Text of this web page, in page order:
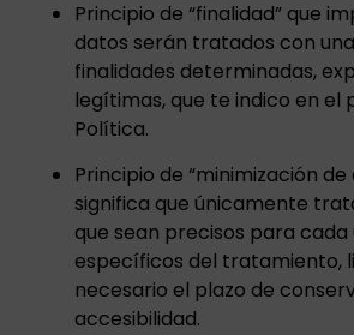
Principio de “finalidad” que
datos serán tratados con
finalidades determinadas,
legítimas, que te indico en el
Política.
Principio de “minimización de
significa que únicamente
que sean precisos para cada
específicos del tratamiento,
necesario el plazo de
accesibilidad.